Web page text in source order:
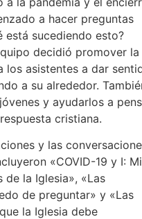
a hacer preguntas
está sucediendo esto?
decidió promover la
los asistentes a dar
a su alrededor.
y ayudarlos a
cristiana.
y las
«COVID-19 y I: Mi
de la Iglesia», «Las
de preguntar» y «Las
la Iglesia debe